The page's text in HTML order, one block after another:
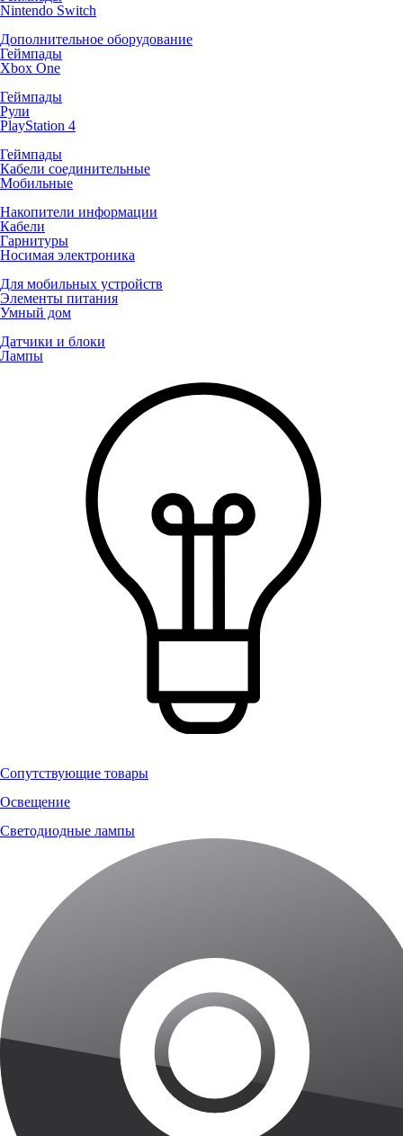
Nintendo Switch
Дополнительное оборудование
Геймпады
Xbox One
Геймпады
Рули
PlayStation 4
Геймпады
Кабели соединительные
Мобильные
Накопители информации
Кабели
Гарнитуры
Носимая электроника
Для мобильных устройств
Элементы питания
Умный дом
Датчики и блоки
Лампы
Сопутствующие товары
Освещение
Светодиодные лампы